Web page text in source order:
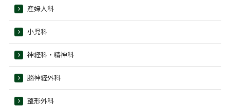
産婦人科
小児科
神経科・精神科
脳神経外科
整形外科